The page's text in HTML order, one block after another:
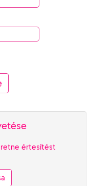
értesítést